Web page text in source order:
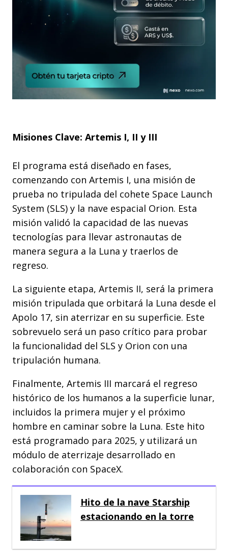
Misiones Clave: Artemis I, II y III
El programa está diseñado en fases,
comenzando con Artemis I, una misión de
prueba no tripulada del cohete Space Launch
System (SLS) y la nave espacial Orion. Esta
misión validó la capacidad de las nuevas
tecnologías para llevar astronautas de
manera segura a la Luna y traerlos de
regreso.
La siguiente etapa, Artemis II, será la primera
misión tripulada que orbitará la Luna desde el
Apolo 17, sin aterrizar en su superficie. Este
sobrevuelo será un paso crítico para probar
la funcionalidad del SLS y Orion con una
tripulación humana.
Finalmente, Artemis III marcará el regreso
histórico de los humanos a la superficie lunar,
incluidos la primera mujer y el próximo
hombre en caminar sobre la Luna. Este hito
está programado para 2025, y utilizará un
módulo de aterrizaje desarrollado en
colaboración con SpaceX.
Hito de la nave Starship
estacionando en la torre